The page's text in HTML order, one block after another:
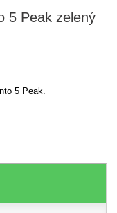
5 Peak zelený
5 Peak.